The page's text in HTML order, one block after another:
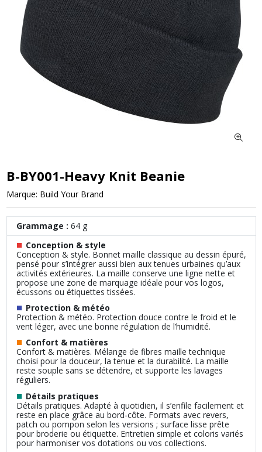
B-BY001-Heavy Knit Beanie
Marque: Build Your Brand
Grammage : 64 g
■ Conception & style
Conception & style. Bonnet maille classique au dessin épuré,
pensé pour s’intégrer aussi bien aux tenues urbaines qu’aux
activités extérieures. La maille conserve une ligne nette et
propose une zone de marquage idéale pour vos logos,
écussons ou étiquettes tissées.
■ Protection & météo
Protection & météo. Protection douce contre le froid et le
vent léger, avec une bonne régulation de l’humidité.
■ Confort & matières
Confort & matières. Mélange de fibres maille technique
choisi pour la douceur, la tenue et la durabilité. La maille
reste souple sans se détendre, et supporte les lavages
réguliers.
■ Détails pratiques
Détails pratiques. Adapté à quotidien, il s’enfile facilement et
reste en place grâce au bord‑côte. Formats avec revers,
patch ou pompon selon les versions ; surface lisse prête
pour broderie ou étiquette. Entretien simple et coloris variés
pour harmoniser vos dotations ou vos collections.